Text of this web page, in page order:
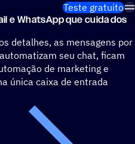
Teste gratuito
marketing desnecessário por
e WhatsApp que cuida dos
detalhes, as mensagens por
seu chat, ficam
de marketing e
única caixa de entrada